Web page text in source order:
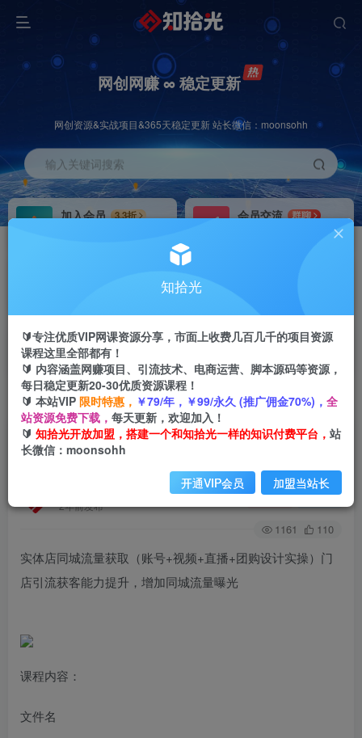
网创网赚 ∞ 稳定更新
网创资源&实战项目&365天稳定更新 站长微信：moonsohh
输入关键词搜索
加入会员
3.3折
会员交流
群聊
首页 创业课程 会员免费 正文
实体店同城流量获取（账号+视频+直播+团购设计
实操）门店引流获客能力提升，增加同城流量曝光
2年前发布
关注 私信
1161 110
实体店同城流量获取（账号+视频+直播+团购设计实操）门
店引流获客能力提升，增加同城流量曝光
课程内容：
文件名
知拾光
🔰专注优质VIP网课资源分享，市面上收费几百几千的项目资源
课程这里全部都有！
🔰 内容涵盖网赚项目、引流技术、电商运营、脚本源码等资源，
每日稳定更新20-30优质资源课程！
🔰 本站VIP 限时特惠， ￥79/年，￥99/永久 (推广佣金70%)， 全
站资源免费下载， 每天更新，欢迎加入！
🔰 知拾光开放加盟，搭建一个和知拾光一样的知识付费平台， 站
长微信：moonsohh
开通VIP会员 加盟当站长